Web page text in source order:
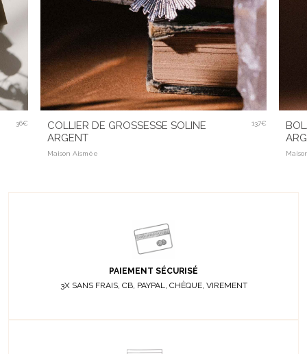
36€
COLLIER DE GROSSESSE SOLINE
ARGENT
Maison Aismée
137€
PAIEMENT SÉCURISÉ
3X SANS FRAIS, CB, PAYPAL, CHÈQUE, VIREMENT